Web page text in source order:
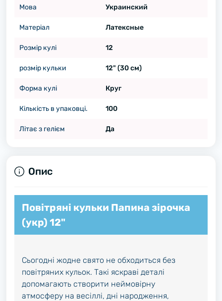
Мова Украинский
Матеріал Латексные
Розмір кулі 12
розмір кульки 12" (30 см)
Форма кулі Круг
Кількість в упаковці. 100
Літає з гелієм Да
Опис
Повітряні кульки Папина зірочка
(укр) 12"
Сьогодні жодне свято не обходиться без
повітряних кульок. Такі яскраві деталі
допомагають створити неймовірну
атмосферу на весіллі, дні народження,